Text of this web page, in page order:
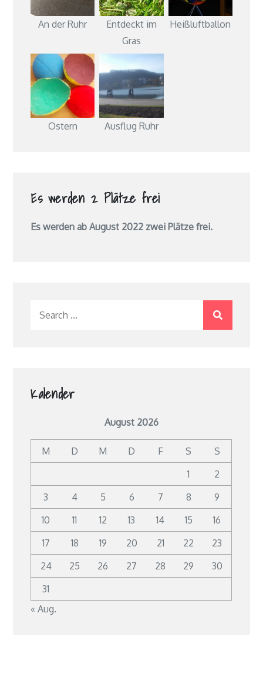
An der Ruhr
Entdeckt im
Gras
Heißluftballon
Ostern Ausflug Ruhr
Es werden 2 Plätze frei
Es werden ab August 2022 zwei Plätze frei.
Kalender
August 2026
M D M D F S
S
1
2
3
4 5 6 7 8
9
10
11 12 13 14 15
16
17
18 19 20 21 22
23
24
25 26 27 28 29
30
31
« Aug.